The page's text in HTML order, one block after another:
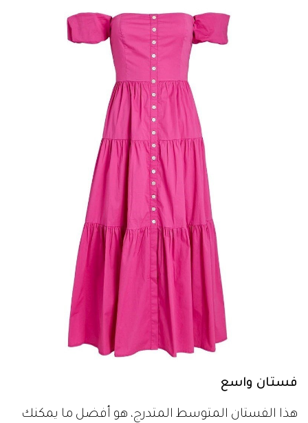
فستان واسع
هذا الفستان المتوسط المتدرج، هو أفضل ما يمكنك